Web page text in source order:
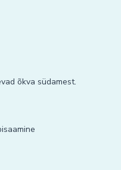
õkva südamest.